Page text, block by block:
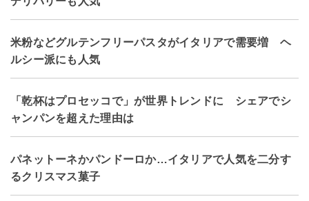
米粉などグルテンフリーパスタがイタリアで需要増 ヘ
ルシー派にも人気
「乾杯はプロセッコで」が世界トレンドに シェアでシ
ャンパンを超えた理由は
パネットーネかパンドーロか…イタリアで人気を二分す
るクリスマス菓子